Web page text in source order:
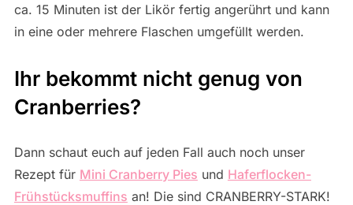
ca. 15 Minuten ist der Likör fertig angerührt und kann
in eine oder mehrere Flaschen umgefüllt werden.
Ihr bekommt nicht genug von
Cranberries?
Dann schaut euch auf jeden Fall auch noch unser
Rezept für Mini Cranberry Pies und Haferflocken-
Frühstücksmuffins an! Die sind CRANBERRY-STARK!